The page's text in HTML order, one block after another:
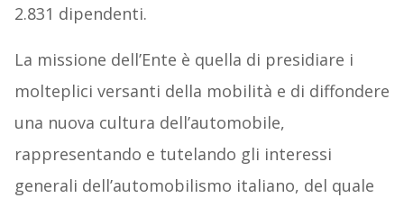
2.831 dipendenti.
La missione dell’Ente è quella di presidiare i
molteplici versanti della mobilità e di diffondere
una nuova cultura dell’automobile,
rappresentando e tutelando gli interessi
generali dell’automobilismo italiano, del quale